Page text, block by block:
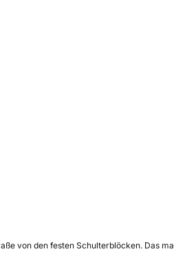
von den festen Schulterblöcken. Das